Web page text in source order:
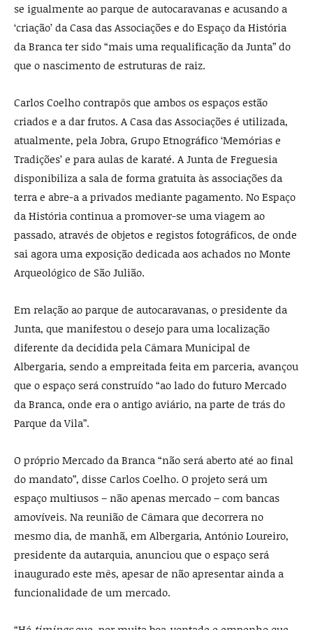
se igualmente ao parque de autocaravanas e acusando a
‘criação’ da Casa das Associações e do Espaço da História
da Branca ter sido “mais uma requalificação da Junta” do
que o nascimento de estruturas de raiz.
Carlos Coelho contrapôs que ambos os espaços estão
criados e a dar frutos. A Casa das Associações é utilizada,
atualmente, pela Jobra, Grupo Etnográfico ‘Memórias e
Tradições’ e para aulas de karaté. A Junta de Freguesia
disponibiliza a sala de forma gratuita às associações da
terra e abre-a a privados mediante pagamento. No Espaço
da História continua a promover-se uma viagem ao
passado, através de objetos e registos fotográficos, de onde
sai agora uma exposição dedicada aos achados no Monte
Arqueológico de São Julião.
Em relação ao parque de autocaravanas, o presidente da
Junta, que manifestou o desejo para uma localização
diferente da decidida pela Câmara Municipal de
Albergaria, sendo a empreitada feita em parceria, avançou
que o espaço será construído “ao lado do futuro Mercado
da Branca, onde era o antigo aviário, na parte de trás do
Parque da Vila”.
O próprio Mercado da Branca “não será aberto até ao final
do mandato”, disse Carlos Coelho. O projeto será um
espaço multiusos – não apenas mercado – com bancas
amovíveis. Na reunião de Câmara que decorrera no
mesmo dia, de manhã, em Albergaria, António Loureiro,
presidente da autarquia, anunciou que o espaço será
inaugurado este mês, apesar de não apresentar ainda a
funcionalidade de um mercado.